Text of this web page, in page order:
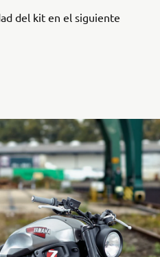
del kit en el siguiente